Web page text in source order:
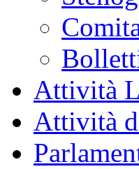
Attività
Attività